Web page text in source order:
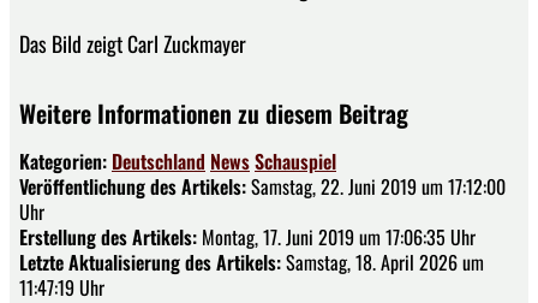
Das Bild zeigt Carl Zuckmayer
Weitere Informationen zu diesem Beitrag
Kategorien: Deutschland NewsSchauspiel
Veröffentlichung des Artikels:Samstag, 22. Juni 2019 um 17:12:00
Uhr
Erstellung des Artikels: Montag, 17. Juni 2019 um 17:06:35 Uhr
Letzte Aktualisierung des Artikels:Samstag, 18. April 2026 um
11:47:19 Uhr